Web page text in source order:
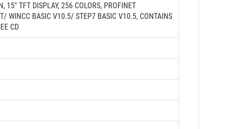
15" TFT DISPLAY, 256 COLORS, PROFINET
WINCC BASIC V10.5/ STEP7 BASIC V10.5, CONTAINS
CD